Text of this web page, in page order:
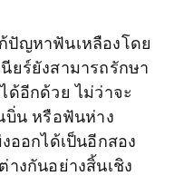
ปัญหาฟันเหลืองโดย
ยร์ยังสามารถรักษา
ด้อีกด้วย ไม่ว่าจะ
บิ่น หรือฟันห่าง
ออกได้เป็นอีกสอง
งกันอย่างสิ้นเชิง